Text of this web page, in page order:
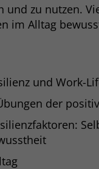
und zu nutzen.
im Alltag
und Work-
der
Laufzeit 1 Jahr
und in